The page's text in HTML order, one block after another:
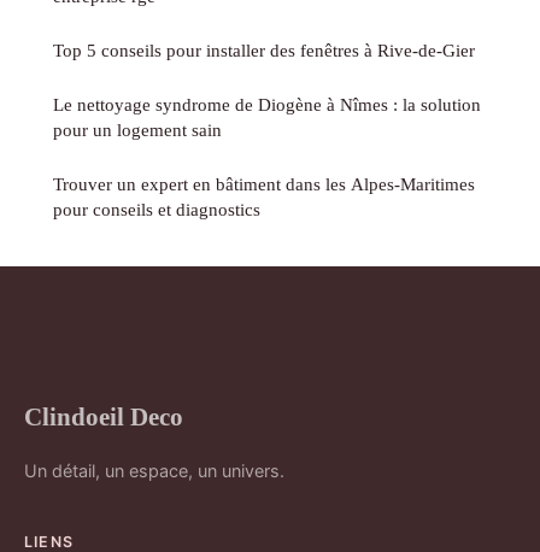
Top 5 conseils pour installer des fenêtres à Rive-de-Gier
Le nettoyage syndrome de Diogène à Nîmes : la solution
pour un logement sain
Trouver un expert en bâtiment dans les Alpes-Maritimes
pour conseils et diagnostics
Clindoeil Deco
Un détail, un espace, un univers.
LIENS